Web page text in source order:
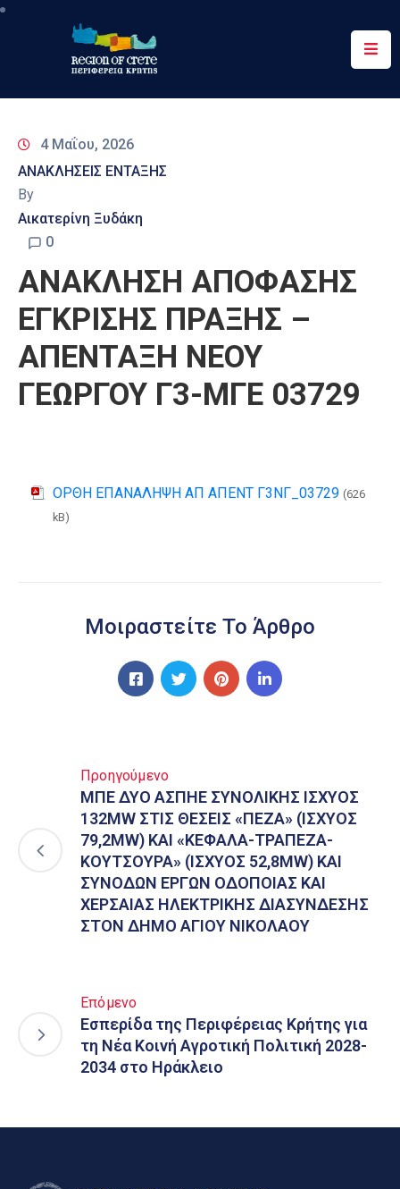
Περιφέρεια
&
Δράσεις
Ψηφιακές
Επικοινωνία
4 Μαΐου, 2026
ΑΝΑΚΛΗΣΕΙΣ ΕΝΤΑΞΗΣ
By
Αικατερίνη Ξυδάκη
0
ΑΝΑΚΛΗΣΗ ΑΠΟΦΑΣΗΣ
ΕΓΚΡΙΣΗΣ ΠΡΑΞΗΣ –
ΑΠΕΝΤΑΞΗ ΝΕΟΥ
ΓΕΩΡΓΟΥ Γ3-ΜΓΕ 03729
ΟΡΘΗ ΕΠΑΝΑΛΗΨΗ ΑΠ ΑΠΕΝΤ Γ3ΝΓ_03729 (626
kB)
Μοιραστείτε Το Άρθρο
Προηγούμενο
ΜΠΕ ΔΥΟ ΑΣΠΗΕ ΣΥΝΟΛΙΚΗΣ ΙΣΧΥΟΣ
132MW ΣΤΙΣ ΘΕΣΕΙΣ «ΠΕΖΑ» (ΙΣΧΥΟΣ
79,2MW) ΚΑΙ «ΚΕΦΑΛΑ-ΤΡΑΠΕΖΑ-
ΚΟΥΤΣΟΥΡΑ» (ΙΣΧΥΟΣ 52,8MW) ΚΑΙ
ΣΥΝΟΔΩΝ ΕΡΓΩΝ ΟΔΟΠΟΙΑΣ ΚΑΙ
ΧΕΡΣΑΙΑΣ ΗΛΕΚΤΡΙΚΗΣ ΔΙΑΣΥΝΔΕΣΗΣ
ΣΤΟΝ ΔΗΜΟ ΑΓΙΟΥ ΝΙΚΟΛΑΟΥ
Επόμενο
Εσπερίδα της Περιφέρειας Κρήτης για
τη Νέα Κοινή Αγροτική Πολιτική 2028-
2034 στο Ηράκλειο